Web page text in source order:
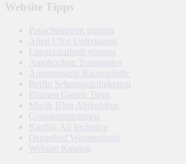
Website Tipps
Pauschalreisen günstig
Alien Ufos Untertassen
Langzeiturlaub günstig
Autolexikon Traumautos
Automagazin Raumschiffe
Berlin Sehenswürdigkeiten
Blumen Garten Tipps
Musik Blog Abrissbirne
Grasplatzmemmen
Karibik All Inclusive
Ostseebad Warnemünde
Website Katalog